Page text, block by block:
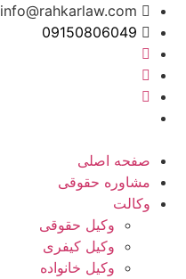
info@rahkarlaw.com
09150806049
صفحه اصلی
مشاوره حقوقی
وکالت
وکیل حقوقی
وکیل کیفری
وکیل خانواده